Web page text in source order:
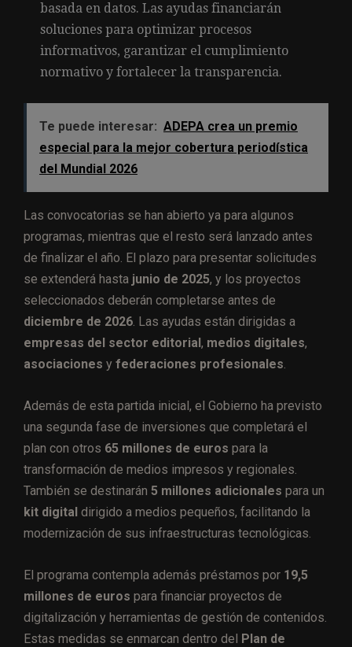
basada en datos. Las ayudas financiarán
soluciones para optimizar procesos
informativos, garantizar el cumplimiento
normativo y fortalecer la transparencia.
Te puede interesar: ADEPA crea un premio
especial para la mejor cobertura periodística
del Mundial 2026
Las convocatorias se han abierto ya para algunos
programas, mientras que el resto será lanzado antes
de finalizar el año. El plazo para presentar solicitudes
se extenderá hasta junio de 2025, y los proyectos
seleccionados deberán completarse antes de
diciembre de 2026. Las ayudas están dirigidas a
empresas del sector editorial, medios digitales,
asociaciones y federaciones profesionales.
Además de esta partida inicial, el Gobierno ha previsto
una segunda fase de inversiones que completará el
plan con otros 65 millones de euros para la
transformación de medios impresos y regionales.
También se destinarán 5 millones adicionales para un
kit digital dirigido a medios pequeños, facilitando la
modernización de sus infraestructuras tecnológicas.
El programa contempla además préstamos por 19,5
millones de euros para financiar proyectos de
digitalización y herramientas de gestión de contenidos.
Estas medidas se enmarcan dentro del Plan de